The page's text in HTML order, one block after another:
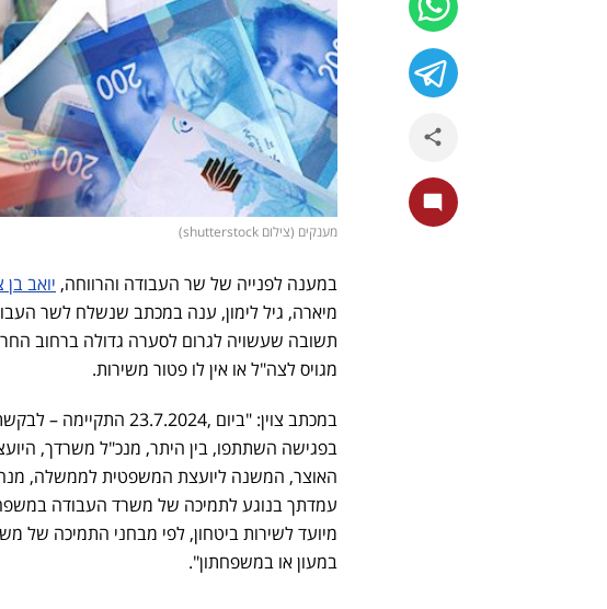
מענקים (צילום shutterstock)
במענה לפנייה של שר העבודה והרווחה, יואב בן
מיארה, גיל לימון, ענה במכתב שנשלח לשר
תשובה שעשויה לגרום לסערה גדולה ברחוב
מגויס לצה"ל או אין לו פטור משירות.
במכתב צוין: "ביום
בפגישה השתתפו, בין היתר, מנכ"ל משרדך,
האוצר, המשנה ליועצת המשפטית לממשלה,
עמדתך בנוגע לתמיכה של משרד העבודה
מיועד לשירות ביטחון, לפי מבחני התמיכה
במעון או במשפחתון".